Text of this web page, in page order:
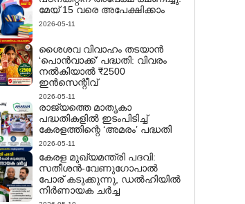
മേയ് 15 വരെ അപേക്ഷിക്കാം
2026-05-11
ശൈശവ വിവാഹം തടയാൻ
‘പൊൻവാക്ക്’ പദ്ധതി: വിവരം
നൽകിയാൽ ₹2500
ഇൻസെന്റീവ്
2026-05-11
രാജ്യത്തെ മാതൃകാ
പദ്ധതികളിൽ ഇടംപിടിച്ച്
കേരളത്തിന്റെ ‘അമരം’ പദ്ധതി
2026-05-11
കേരള മുഖ്യമന്ത്രി പദവി:
സതീശൻ-വേണുഗോപാൽ
പോര് കടുക്കുന്നു, ഡൽഹിയിൽ
നിർണായക ചർച്ച